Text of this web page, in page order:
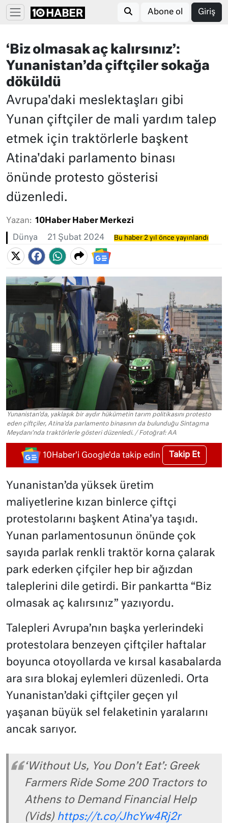
Abone ol Giriş
‘Biz olmasak aç kalırsınız’:
Yunanistan’da çiftçiler sokağa
döküldü
Avrupa'daki meslektaşları gibi
Yunan çiftçiler de mali yardım talep
etmek için traktörlerle başkent
Atina'daki parlamento binası
önünde protesto gösterisi
düzenledi.
Yazan: 10Haber Haber Merkezi
Dünya 21 Şubat 2024 Bu haber 2 yıl önce yayınlandı
Yunanistan'da, yaklaşık bir aydır hükümetin tarım politikasını protesto
eden çiftçiler, Atina'da parlamento binasının da bulunduğu Sintagma
Meydanı'nda traktörlerle gösteri düzenledi. / Fotoğraf: AA
10Haber'i Google'da takip edin Takip Et
Yunanistan’da yüksek üretim
maliyetlerine kızan binlerce çiftçi
protestolarını başkent Atina’ya taşıdı.
Yunan parlamentosunun önünde çok
sayıda parlak renkli traktör korna çalarak
park ederken çifçiler hep bir ağızdan
taleplerini dile getirdi. Bir pankartta “Biz
olmasak aç kalırsınız” yazıyordu.
Talepleri Avrupa’nın başka yerlerindeki
protestolara benzeyen çiftçiler haftalar
boyunca otoyollarda ve kırsal kasabalarda
ara sıra blokaj eylemleri düzenledi. Orta
Yunanistan’daki çiftçiler geçen yıl
yaşanan büyük sel felaketinin yaralarını
ancak sarıyor.
‘Without Us, You Don’t Eat’: Greek
Farmers Ride Some 200 Tractors to
Athens to Demand Financial Help
(Vids) https://t.co/JhcYw4Rj2r